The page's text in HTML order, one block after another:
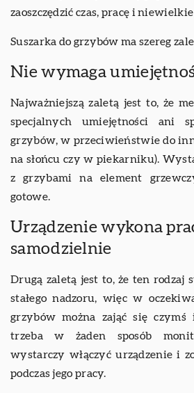
zaoszczędzić czas, pracę i
Suszarka do grzybów ma szereg
Nie wymaga
Najważniejszą zaletą jest to, że
specjalnych umiejętności ani
grzybów, w przeciwieństwie do
na słońcu czy w piekarniku).
z grzybami na element
gotowe.
Urządzenie wykona
samodzielnie
Drugą zaletą jest to, że ten rodzaj
stałego nadzoru, więc w
grzybów można zająć się
trzeba w żaden sposób
wystarczy włączyć urządzenie i
podczas jego pracy.